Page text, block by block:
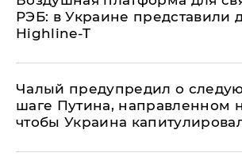
РЭБ: в Украине представили
Highline-T
Чалый предупредил о
шаге Путина, направленном
чтобы Украина